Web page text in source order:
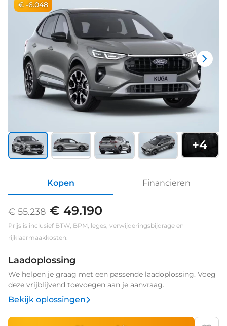
€ -6.048
+4
Kopen Financieren
€ 55.238 € 49.190
Prijs is inclusief BTW, BPM, leges, verwijderingsbijdrage en
rijklaarmaakkosten.
Laadoplossing
We helpen je graag met een passende laadoplossing. Voeg
deze vrijblijvend toevoegen aan je aanvraag.
Bekijk oplossingen